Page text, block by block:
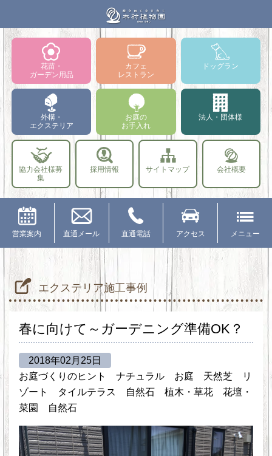
花苗・
ガーデン用品
カフェ
レストラン
ドッグラン
外構・
エクステリア
お庭の
お手入れ
法人・団体様
協力会社様募
集
採用情報 サイトマップ 会社概要
営業案内 直通メール 直通電話 アクセス メニュー
エクステリア施工事例
春に向けて～ガーデニング準備OK？
2018年02月25日
お庭づくりのヒント
ナチュラル お庭 天然芝
リ
ゾート
タイルテラス 自然石 植木・草花
花壇・
菜園
自然石